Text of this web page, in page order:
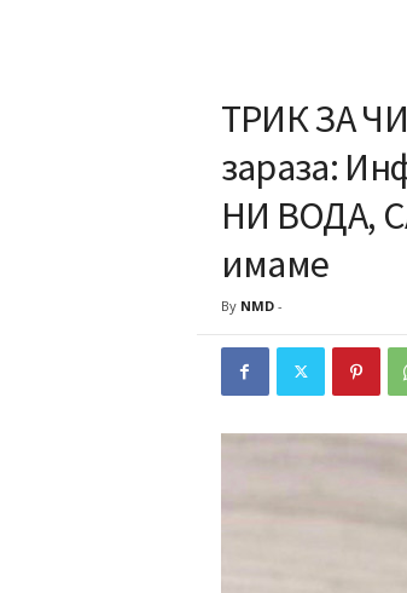
ТРИК ЗА
зараза:
НИ ВОДА,
имаме
By NMD-